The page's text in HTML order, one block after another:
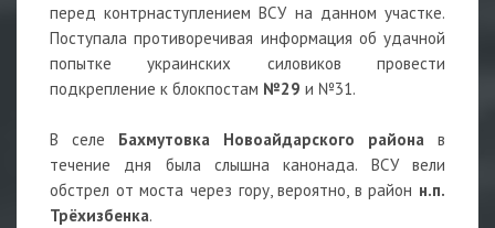
перед контрнаступлением ВСУ на данном участке.
Поступала противоречивая информация об удачной
попытке украинских силовиков провести
подкрепление к блокпостам №29 и №31.
В селе Бахмутовка Новоайдарского района в
течение дня была слышна канонада. ВСУ вели
обстрел от моста через гору, вероятно, в район н.п.
Трёхизбенка.